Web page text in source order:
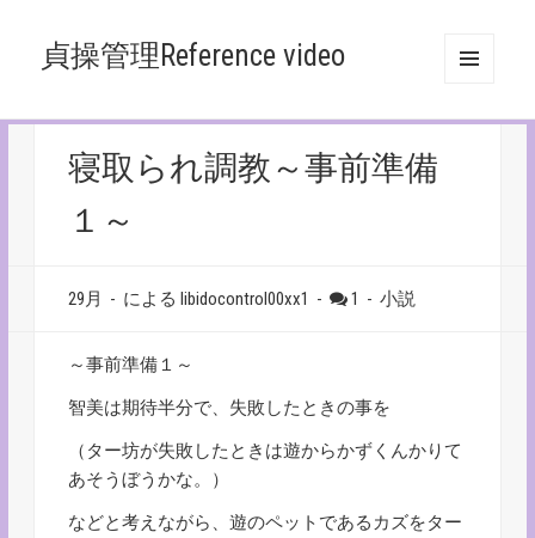
貞操管理Reference video
寝取られ調教～事前準備
１～
29月 - による libidocontrol00xx1 - 1 - 小説
～事前準備１～
智美は期待半分で、失敗したときの事を
（ター坊が失敗したときは遊からかずくんかりて
あそうぼうかな。）
などと考えながら、遊のペットであるカズをター